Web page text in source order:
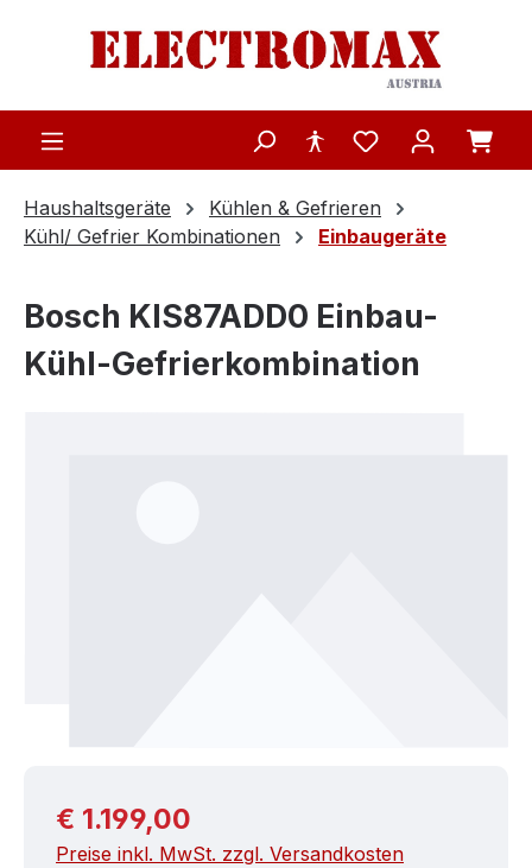
Zum Hauptinhalt springen
Haushaltsgeräte
Kühlen & Gefrieren
Kühl/ Gefrier Kombinationen
Einbaugeräte
Bosch KIS87ADD0 Einbau-
Kühl-Gefrierkombination
Regulärer Preis:
€ 1.199,00
Preise inkl. MwSt. zzgl. Versandkosten